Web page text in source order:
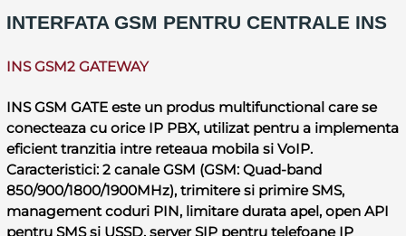
INTERFATA GSM PENTRU CENTRALE INS
INS GSM2 GATEWAY
INS GSM GATE este un produs multifunctional care se
conecteaza cu orice IP PBX, utilizat pentru a implementa
eficient tranzitia intre reteaua mobila si VoIP.
Caracteristici: 2 canale GSM (GSM: Quad-band
850/900/1800/1900MHz), trimitere si primire SMS,
management coduri PIN, limitare durata apel, open API
pentru SMS si USSD, server SIP pentru telefoane IP